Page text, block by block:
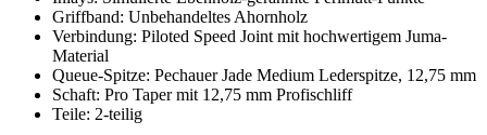
Griffband: Unbehandeltes Ahornholz
Verbindung: Piloted Speed Joint mit hochwertigem Juma-
Material
Queue-Spitze: Pechauer Jade Medium Lederspitze, 12,75 mm
Schaft: Pro Taper mit 12,75 mm Profischliff
Teile: 2-teilig